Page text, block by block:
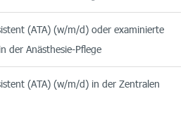
(ATA) (w/m/d) oder examinierte
der Anästhesie-Pflege
(ATA) (w/m/d) in der Zentralen